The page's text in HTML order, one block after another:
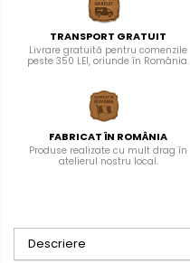
TRANSPORT GRATUIT
Livrare gratuită pentru comenzile
peste 350 LEI, oriunde în România.
FABRICAT ÎN ROMÂNIA
Produse realizate cu mult drag în
atelierul nostru local.
Descriere